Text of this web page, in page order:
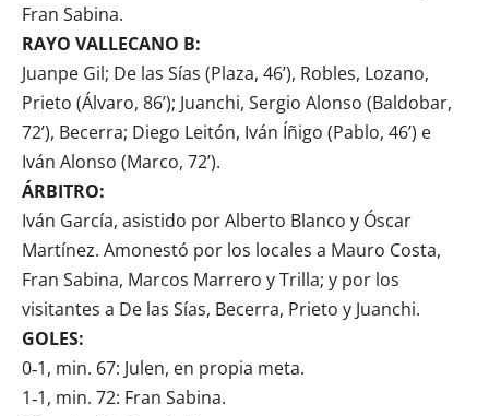
Fran Sabina.
RAYO VALLECANO B:
Juanpe Gil; De las Sías (Plaza, 46’), Robles, Lozano,
Prieto (Álvaro, 86’); Juanchi, Sergio Alonso (Baldobar,
72’), Becerra; Diego Leitón, Iván Íñigo (Pablo, 46’) e
Iván Alonso (Marco, 72’).
ÁRBITRO:
Iván García, asistido por Alberto Blanco y Óscar
Martínez. Amonestó por los locales a Mauro Costa,
Fran Sabina, Marcos Marrero y Trilla; y por los
visitantes a De las Sías, Becerra, Prieto y Juanchi.
GOLES:
0‑1, min. 67: Julen, en propia meta.
1‑1, min. 72: Fran Sabina.